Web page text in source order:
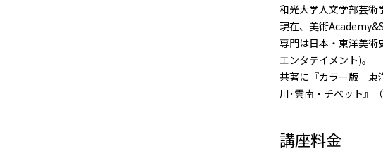
和光大学人文学部芸術
現在、美術
専門は日本・東洋美術
エンタテイメント)。
共著に『カラー版 東
川･雲南・チベット』（
講座料金